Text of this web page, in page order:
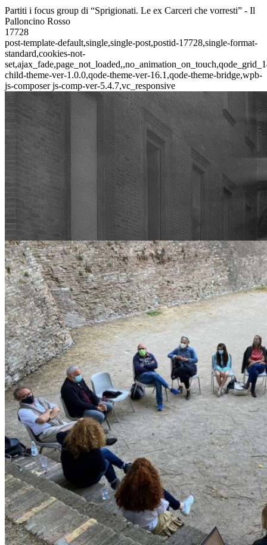
Partiti i focus group di “Sprigionati. Le ex Carceri che vorresti” - Il
Palloncino Rosso
17728
post-template-default,single,single-post,postid-17728,single-format-
standard,cookies-not-
child-theme-ver-1.0.0,qode-theme-ver-16.1,qode-theme-bridge,wpb-
js-composer js-comp-ver-5.4.7,vc_responsive
Partiti i focus group di
“Sprigionati. Le ex Carceri che
vorresti”